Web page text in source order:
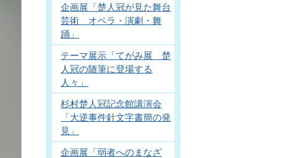
企画展「楚人冠が見た舞台
芸術 オペラ・演劇・舞
踊」
テーマ展示「てがみ展 楚
人冠の随筆に登場する
人々」
杉村楚人冠記念館講演会
「大逆事件針文字書簡の発
見」
企画展「弱者へのまなざ